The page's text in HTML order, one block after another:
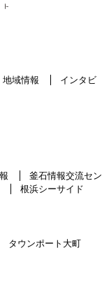
地域情報
インタビ
釜石情報交流セン
根浜シーサイド
タウンポート大町